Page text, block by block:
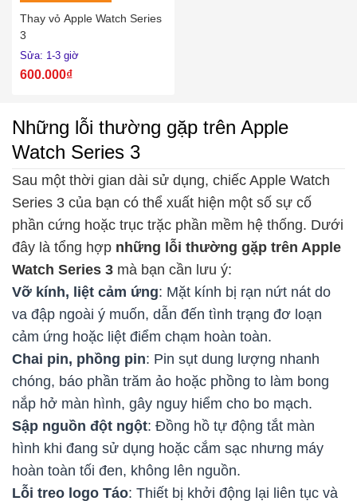
Thay vỏ Apple Watch Series
3
Sửa: 1-3 giờ
600.000₫
Những lỗi thường gặp trên Apple
Watch Series 3
Sau một thời gian dài sử dụng, chiếc Apple Watch
Series 3 của bạn có thể xuất hiện một số sự cố
phần cứng hoặc trục trặc phần mềm hệ thống. Dưới
đây là tổng hợp những lỗi thường gặp trên Apple
Watch Series 3 mà bạn cần lưu ý:
Vỡ kính, liệt cảm ứng: Mặt kính bị rạn nứt nát do
va đập ngoài ý muốn, dẫn đến tình trạng đơ loạn
cảm ứng hoặc liệt điểm chạm hoàn toàn.
Chai pin, phồng pin: Pin sụt dung lượng nhanh
chóng, báo phần trăm ảo hoặc phồng to làm bong
nắp hở màn hình, gây nguy hiểm cho bo mạch.
Sập nguồn đột ngột: Đồng hồ tự động tắt màn
hình khi đang sử dụng hoặc cắm sạc nhưng máy
hoàn toàn tối đen, không lên nguồn.
Lỗi treo logo Táo: Thiết bị khởi động lại liên tục và